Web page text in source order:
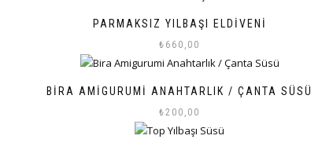
PARMAKSIZ YILBAŞI ELDIVENI
₺ 660,00
BIRA AMIGURUMI ANAHTARLIK / ÇANTA SÜSÜ
₺200,00